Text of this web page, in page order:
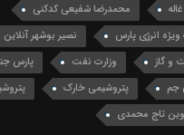
محمدرضا شفیعی کدکنی
انرژی پارس
نصیر بوشهر آنلاین
و گاز وزارت نفت
پارس
جم پتروشیمی خارک
تاج محمدی